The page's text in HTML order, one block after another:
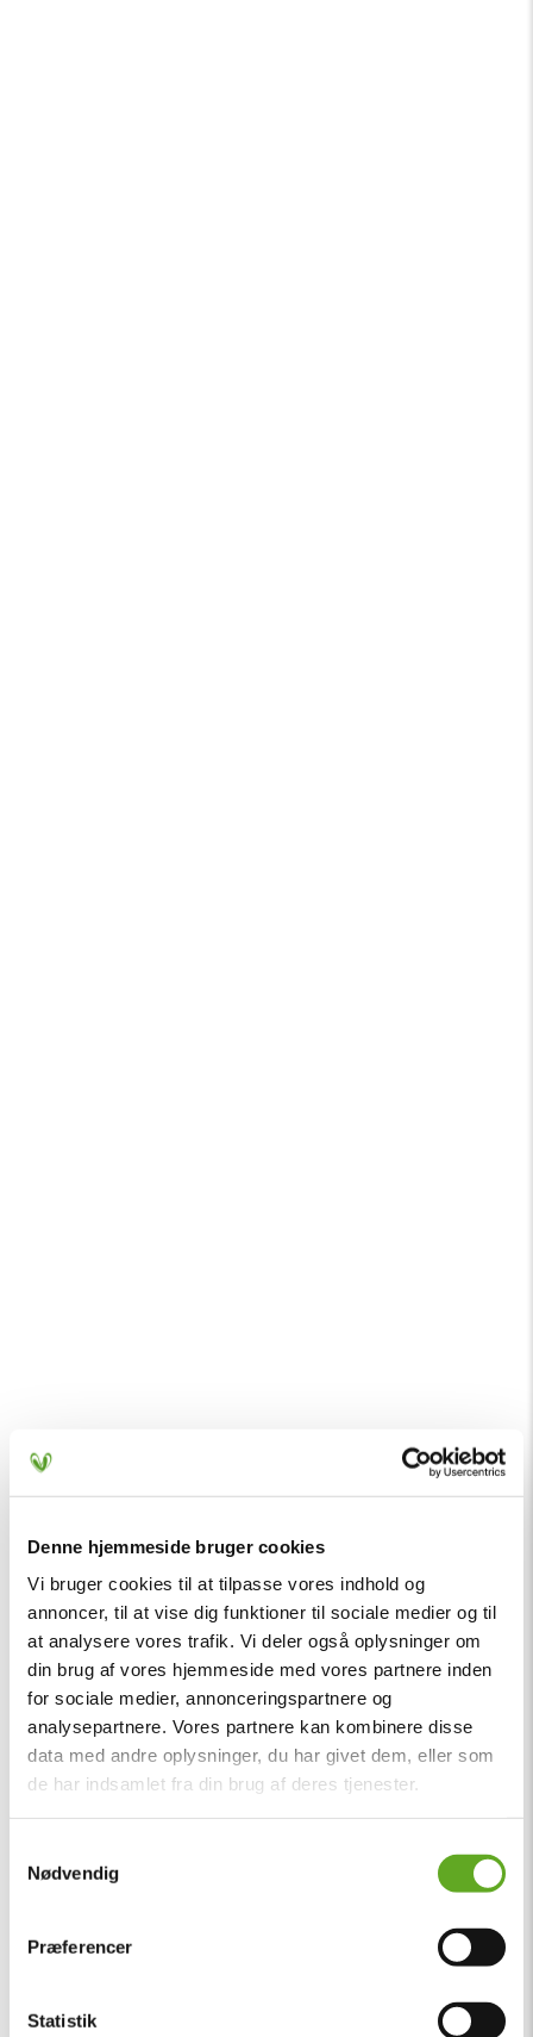
Denne hjemmeside bruger cookies
Vi bruger cookies til at tilpasse vores indhold og
annoncer, til at vise dig funktioner til sociale medier og til
at analysere vores trafik. Vi deler også oplysninger om
din brug af vores hjemmeside med vores partnere inden
for sociale medier, annonceringspartnere og
analysepartnere. Vores partnere kan kombinere disse
data med andre oplysninger, du har givet dem, eller som
de har indsamlet fra din brug af deres tjenester.
Nødvendig
Præferencer
Statistik